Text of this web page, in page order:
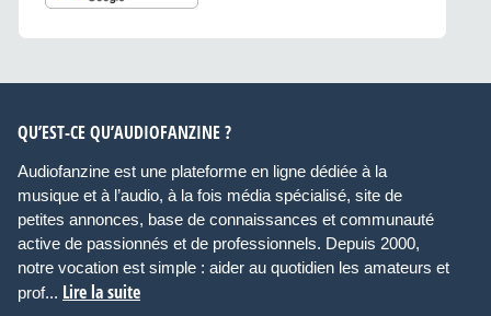
QU’EST-CE QU’AUDIOFANZINE ?
Audiofanzine est une plateforme en ligne dédiée à la
musique et à l’audio, à la fois média spécialisé, site de
petites annonces, base de connaissances et communauté
active de passionnés et de professionnels. Depuis 2000,
notre vocation est simple : aider au quotidien les amateurs et
prof... Lire la suite